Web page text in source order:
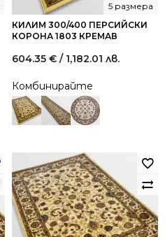
КИЛИМ 300/400 ПЕРСИЙСКИ
КОРОНА 1803 КРЕМАВ
5 размера
604.35 € / 1,182.01 лв.
Комбинирайте